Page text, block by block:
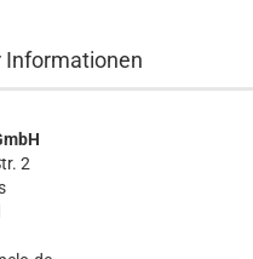
Informationen
2